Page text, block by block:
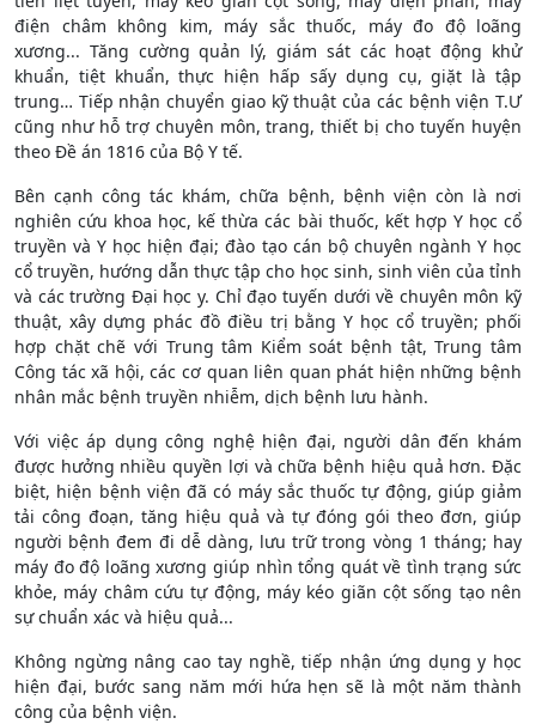
điện châm không kim, máy sắc thuốc, máy đo độ loãng
xương... Tăng cường quản lý, giám sát các hoạt động khử
khuẩn, tiệt khuẩn, thực hiện hấp sấy dụng cụ, giặt là tập
trung… Tiếp nhận chuyển giao kỹ thuật của các bệnh viện T.Ư
cũng như hỗ trợ chuyên môn, trang, thiết bị cho tuyến huyện
theo Đề án 1816 của Bộ Y tế.
Bên cạnh công tác khám, chữa bệnh, bệnh viện còn là nơi
nghiên cứu khoa học, kế thừa các bài thuốc, kết hợp Y học cổ
truyền và Y học hiện đại; đào tạo cán bộ chuyên ngành Y học
cổ truyền, hướng dẫn thực tập cho học sinh, sinh viên của tỉnh
và các trường Đại học y. Chỉ đạo tuyến dưới về chuyên môn kỹ
thuật, xây dựng phác đồ điều trị bằng Y học cổ truyền; phối
hợp chặt chẽ với Trung tâm Kiểm soát bệnh tật, Trung tâm
Công tác xã hội, các cơ quan liên quan phát hiện những bệnh
nhân mắc bệnh truyền nhiễm, dịch bệnh lưu hành.
Với việc áp dụng công nghệ hiện đại, người dân đến khám
được hưởng nhiều quyền lợi và chữa bệnh hiệu quả hơn. Đặc
biệt, hiện bệnh viện đã có máy sắc thuốc tự động, giúp giảm
tải công đoạn, tăng hiệu quả và tự đóng gói theo đơn, giúp
người bệnh đem đi dễ dàng, lưu trữ trong vòng 1 tháng; hay
máy đo độ loãng xương giúp nhìn tổng quát về tình trạng sức
khỏe, máy châm cứu tự động, máy kéo giãn cột sống tạo nên
sự chuẩn xác và hiệu quả...
Không ngừng nâng cao tay nghề, tiếp nhận ứng dụng y học
hiện đại, bước sang năm mới hứa hẹn sẽ là một năm thành
công của bệnh viện.